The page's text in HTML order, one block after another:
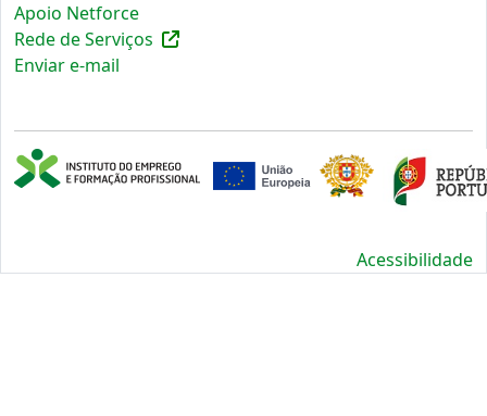
Apoio Netforce
Rede de Serviços
Enviar e-mail
Acessibilidade